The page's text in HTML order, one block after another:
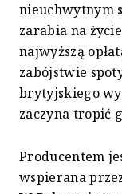
nieuchwytnym
zarabia na
najwyższą
zabójstwie
brytyjskiego
zaczyna tropić
Producentem
wspierana